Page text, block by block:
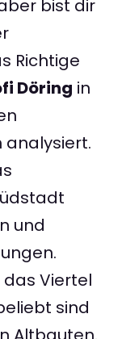
bist dir
Richtige
Döring in
analysiert.
und
Viertel
sind